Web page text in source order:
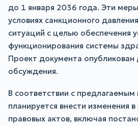
до 1 января 2036 года. Эти
условиях санкционного
ситуаций с целью обеспечения
функционирования системы
Проект документа
обсуждения.
В соответствии с
планируется внести изменения
правовых актов, включая